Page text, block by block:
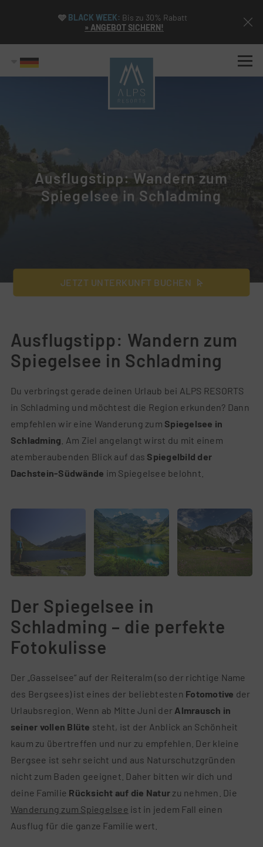
🩵 BLACK WEEK: Bis zu 30% Rabatt
» ANGEBOT SICHERN!
Ausflugstipp: Wandern zum
Spiegelsee in Schladming
JETZT UNTERKUNFT BUCHEN
Ausflugstipp: Wandern zum
Spiegelsee in Schladming
Du verbringst gerade deinen Urlaub bei ALPS RESORTS
in Schladming und möchtest die Region erkunden? Dann
empfehlen wir eine Wanderung zum Spiegelsee in
Schladming . Am Ziel angelangt wirst du mit einem
atemberaubenden Blick auf das Spiegelbild der
Dachstein-Südwände im Spiegelsee belohnt.
Der Spiegelsee in
Schladming – die perfekte
Fotokulisse
Der „Gasselsee“ auf der Reiteralm (so der richtige Name
des Bergsees) ist eines der beliebtesten Fotomotive der
Urlaubsregion. Wenn ab Mitte Juni der Almrausch in
seiner vollen Blüte steht, ist der Anblick an Schönheit
kaum zu übertreffen und nur zu empfehlen. Der kleine
Bergsee ist sehr seicht und aus Naturschutzgründen
nicht zum Baden geeignet. Daher bitten wir dich und
deine Familie Rücksicht auf die Natur zu nehmen. Die
Wanderung zum Spiegelsee ist in jedem Fall einen
Ausflug für die ganze Familie wert.